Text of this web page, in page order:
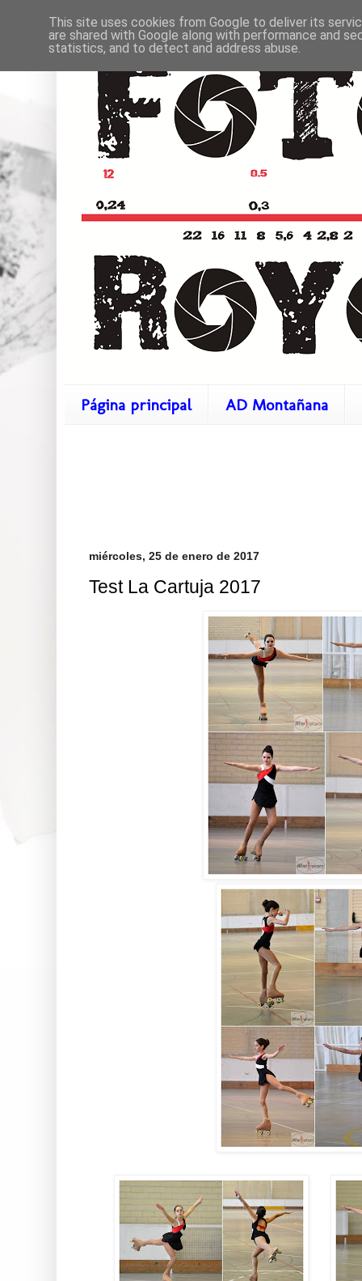
Página principal AD Montañana
miércoles, 25 de enero de 2017
Test La Cartuja 2017
This site uses cookies from Google to deliver its
are shared with Google along with performance and
statistics, and to detect and address abuse.